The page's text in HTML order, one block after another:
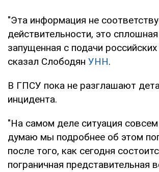
"Эта информация не
действительности, это
запущенная с подачи
сказал Слободян УНН.
В ГПСУ пока не разглашают
инцидента.
"На самом деле ситуация совсем
думаю мы подробнее об этом
после того, как сегодня
пограничная представительная